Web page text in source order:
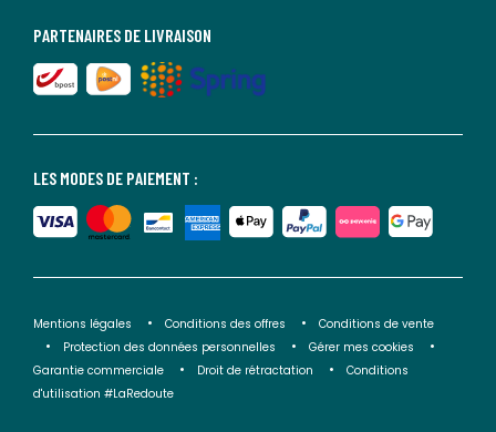
LES MODES DE PAIEMENT :
PARTENAIRES DE LIVRAISON
Mentions légales Conditions des offres
Conditions de vente
Protection des données personnelles
Gérer mes cookies
Garantie commerciale
Droit de rétractation
Conditions
d'utilisation #LaRedoute